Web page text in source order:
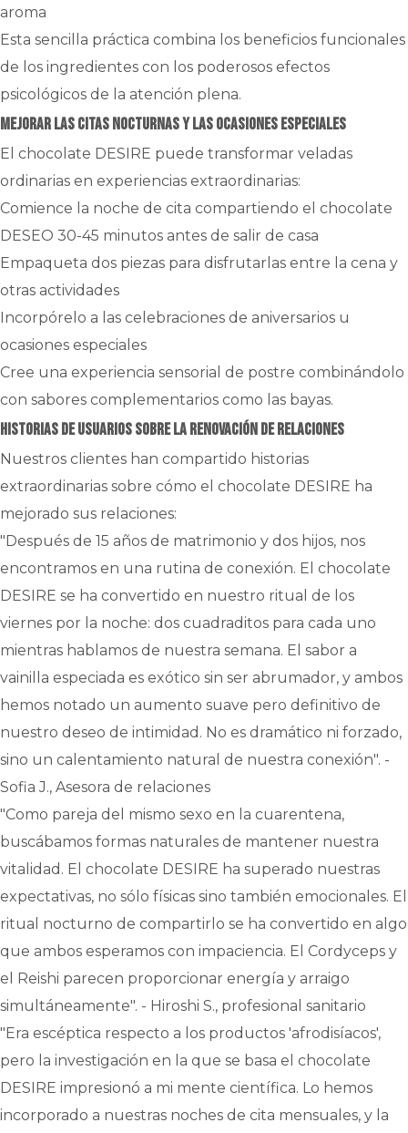
aroma
Esta sencilla práctica combina los beneficios funcionales
de los ingredientes con los poderosos efectos
psicológicos de la atención plena.
Mejorar las citas nocturnas y las ocasiones especiales
El chocolate DESIRE puede transformar veladas
ordinarias en experiencias extraordinarias:
Comience la noche de cita compartiendo el chocolate
DESEO 30-45 minutos antes de salir de casa
Empaqueta dos piezas para disfrutarlas entre la cena y
otras actividades
Incorpórelo a las celebraciones de aniversarios u
ocasiones especiales
Cree una experiencia sensorial de postre combinándolo
con sabores complementarios como las bayas.
Historias de usuarios sobre la renovación de relaciones
Nuestros clientes han compartido historias
extraordinarias sobre cómo el chocolate DESIRE ha
mejorado sus relaciones:
"Después de 15 años de matrimonio y dos hijos, nos
encontramos en una rutina de conexión. El chocolate
DESIRE se ha convertido en nuestro ritual de los
viernes por la noche: dos cuadraditos para cada uno
mientras hablamos de nuestra semana. El sabor a
vainilla especiada es exótico sin ser abrumador, y ambos
hemos notado un aumento suave pero definitivo de
nuestro deseo de intimidad. No es dramático ni forzado,
sino un calentamiento natural de nuestra conexión". -
Sofia J., Asesora de relaciones
"Como pareja del mismo sexo en la cuarentena,
buscábamos formas naturales de mantener nuestra
vitalidad. El chocolate DESIRE ha superado nuestras
expectativas, no sólo físicas sino también emocionales. El
ritual nocturno de compartirlo se ha convertido en algo
que ambos esperamos con impaciencia. El Cordyceps y
el Reishi parecen proporcionar energía y arraigo
simultáneamente". - Hiroshi S., profesional sanitario
"Era escéptica respecto a los productos 'afrodisíacos',
pero la investigación en la que se basa el chocolate
DESIRE impresionó a mi mente científica. Lo hemos
incorporado a nuestras noches de cita mensuales, y la